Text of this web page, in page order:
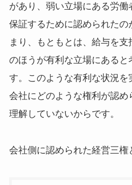
があり、弱い立場にある労働
保証するために認められたの
まり、もともとは、給与を
のほうが有利な立場にあると
す。このような有利な状況を
会社にどのような権利が認め
理解していないからです。
会社側に認められた経営三権